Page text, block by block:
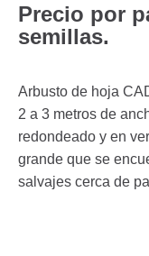
Precio por
semillas.
Arbusto de hoja
2 a 3 metros de
redondeado y en
grande que se
salvajes cerca de